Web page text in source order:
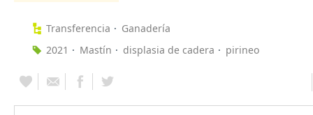
Transferencia
Ganadería
2021
Mastín displasia de cadera pirineo